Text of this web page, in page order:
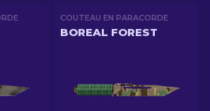
COUTEAU EN PARACORDE
BOREAL FOREST